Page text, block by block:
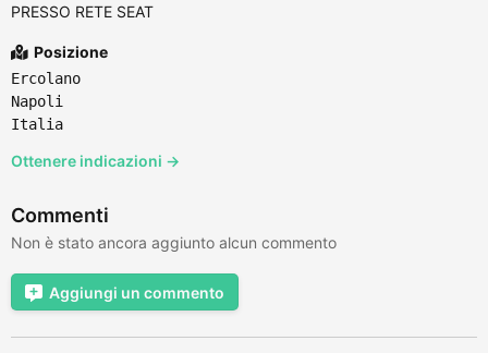
PRESSO RETE SEAT
Posizione
Ercolano
Napoli
Italia
Ottenere indicazioni →
Commenti
Non è stato ancora aggiunto alcun commento
Aggiungi un commento